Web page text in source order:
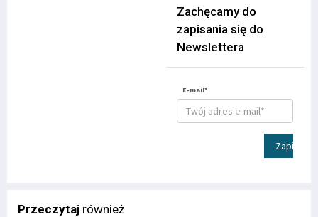
Zachęcamy do
zapisania się do
Newslettera
E-mail*
Zapisz
Przeczytaj również